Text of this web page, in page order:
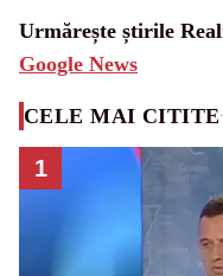
Urmărește știrile
Google News
CELE MAI CITITE
1